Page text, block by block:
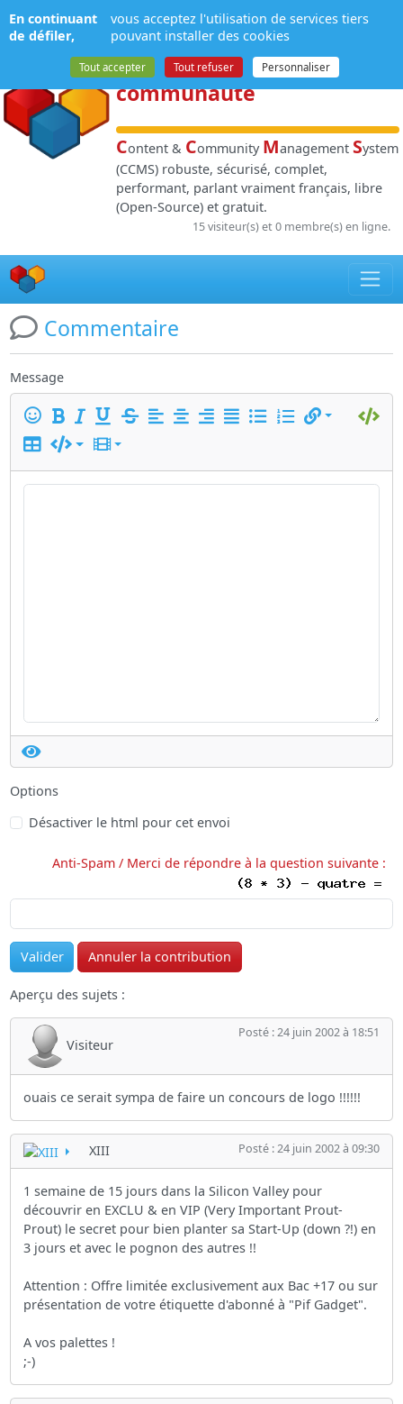
NPDS:Gestion de
contenuet de
communauté
Content & Community Management System
(CCMS) robuste, sécurisé, complet,
performant, parlant vraiment français, libre
(Open-Source) et gratuit.
15 visiteur(s) et 0 membre(s) en ligne.
Commentaire
Message
Options
Désactiver le html pour cet envoi
Anti-Spam / Merci de répondre à la question suivante :
Aperçu des sujets :
Visiteur
Posté : 24 juin 2002 à 18:51
ouais ce serait sympa de faire un concours de logo !!!!!!
XIII Posté : 24 juin 2002 à 09:30
1 semaine de 15 jours dans la Silicon Valley pour
découvrir en EXCLU & en VIP (Very Important Prout-
Prout) le secret pour bien planter sa Start-Up (down ?!) en
3 jours et avec le pognon des autres !!
Attention : Offre limitée exclusivement aux Bac +17 ou sur
présentation de votre étiquette d'abonné à "Pif Gadget".
A vos palettes !
;-)
Panneau de gestion des cookies
En continuant
de défiler,
vous acceptez l'utilisation de services tiers
pouvant installer des cookies
Tout accepter Tout refuser Personnaliser